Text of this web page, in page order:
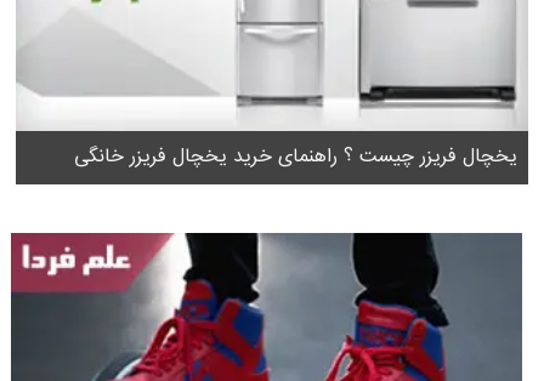
یخچال فریزر چیست ؟ راهنمای خرید یخچال فریزر خانگی